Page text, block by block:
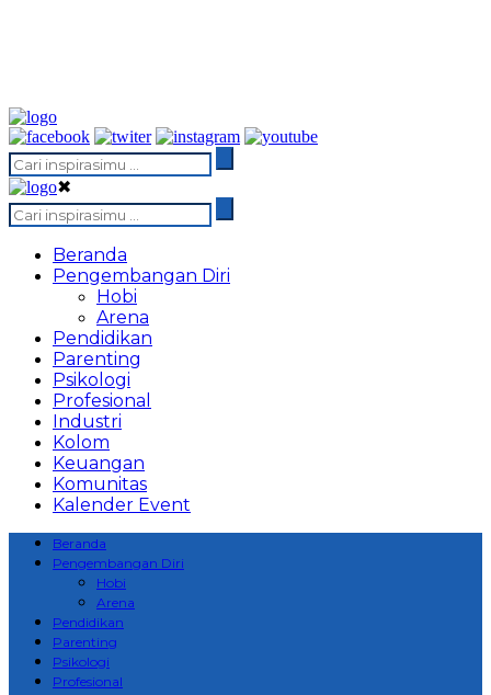
✖
Beranda
Pengembangan Diri
Hobi
Arena
Pendidikan
Parenting
Psikologi
Profesional
Industri
Kolom
Keuangan
Komunitas
Kalender Event
Beranda
Pengembangan Diri
Hobi
Arena
Pendidikan
Parenting
Psikologi
Profesional